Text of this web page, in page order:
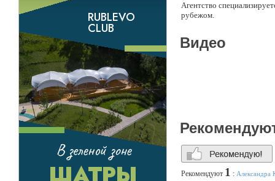
Агентство
рубежом.
Видео
Рекомендуют 1 : Александра